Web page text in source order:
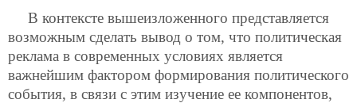
В контексте вышеизложенного представляется
возможным сделать вывод о том, что политическая
реклама в современных условиях является
важнейшим фактором формирования политического
события, в связи с этим изучение ее компонентов,